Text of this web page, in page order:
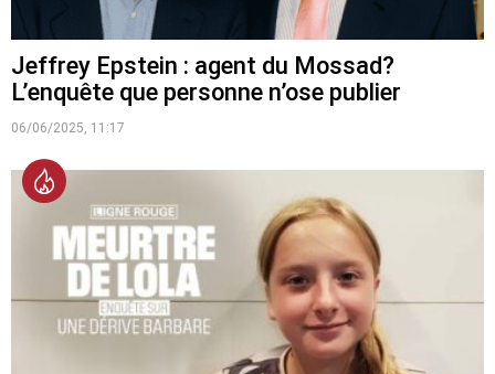
Jeffrey Epstein : agent du Mossad?
L’enquête que personne n’ose publier
06/06/2025, 11:17